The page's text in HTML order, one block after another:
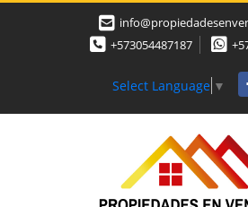
+573054487187
Select Language ▼